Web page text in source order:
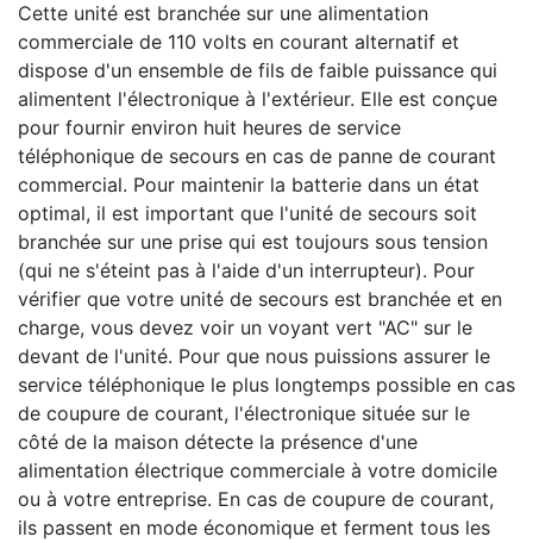
Cette unité est branchée sur une alimentation
commerciale de 110 volts en courant alternatif et
dispose d'un ensemble de fils de faible puissance qui
alimentent l'électronique à l'extérieur. Elle est conçue
pour fournir environ huit heures de service
téléphonique de secours en cas de panne de courant
commercial. Pour maintenir la batterie dans un état
optimal, il est important que l'unité de secours soit
branchée sur une prise qui est toujours sous tension
(qui ne s'éteint pas à l'aide d'un interrupteur). Pour
vérifier que votre unité de secours est branchée et en
charge, vous devez voir un voyant vert "AC" sur le
devant de l'unité. Pour que nous puissions assurer le
service téléphonique le plus longtemps possible en cas
de coupure de courant, l'électronique située sur le
côté de la maison détecte la présence d'une
alimentation électrique commerciale à votre domicile
ou à votre entreprise. En cas de coupure de courant,
ils passent en mode économique et ferment tous les